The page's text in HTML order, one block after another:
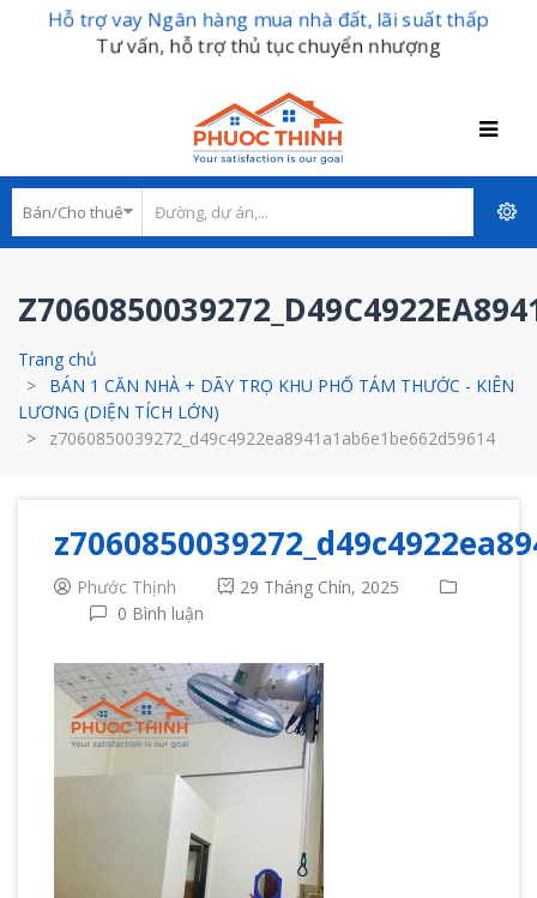
Hỗ trợ vay Ngân hàng mua nhà đất, lãi suất thấp
Tư vấn, hỗ trợ thủ tục chuyển nhượng
Trang chủ
BÁN 1 CĂN NHÀ + DÃY TRỌ KHU PHỐ TÁM THƯỚC - KIÊN
LƯƠNG (DIỆN TÍCH LỚN)
z7060850039272_d49c4922ea8941a1ab6e1be662d59614
Phước Thịnh
29 Tháng Chín, 2025
0 Bình luận